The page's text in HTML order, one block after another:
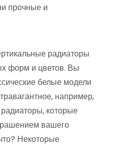
прочные и
радиаторы
форм и цветов. Вы
белые модели
например,
которые
вашего
Некоторые